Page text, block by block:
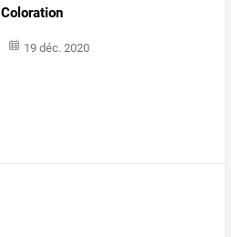
Coloration
19 déc. 2020